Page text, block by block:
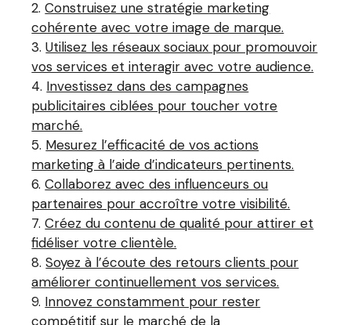
Construisez une stratégie marketing
cohérente avec votre image de marque.
Utilisez les réseaux sociaux pour promouvoir
vos services et interagir avec votre audience.
Investissez dans des campagnes
publicitaires ciblées pour toucher votre
marché.
Mesurez l’efficacité de vos actions
marketing à l’aide d’indicateurs pertinents.
Collaborez avec des influenceurs ou
partenaires pour accroître votre visibilité.
Créez du contenu de qualité pour attirer et
fidéliser votre clientèle.
Soyez à l’écoute des retours clients pour
améliorer continuellement vos services.
Innovez constamment pour rester
compétitif sur le marché de la